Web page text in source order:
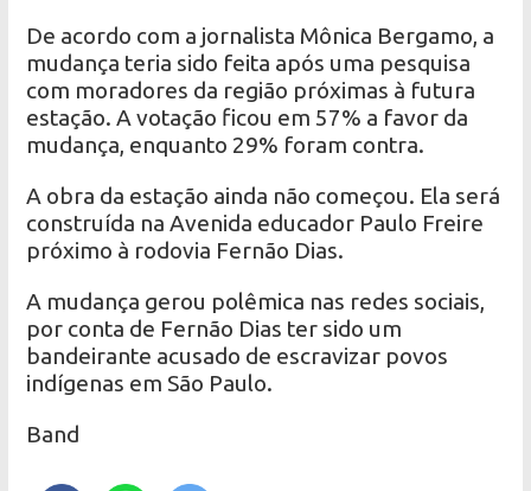
De acordo com a jornalista Mônica Bergamo, a
mudança teria sido feita após uma pesquisa
com moradores da região próximas à futura
estação. A votação ficou em 57% a favor da
mudança, enquanto 29% foram contra.
A obra da estação ainda não começou. Ela será
construída na Avenida educador Paulo Freire
próximo à rodovia Fernão Dias.
A mudança gerou polêmica nas redes sociais,
por conta de Fernão Dias ter sido um
bandeirante acusado de escravizar povos
indígenas em São Paulo.
Band